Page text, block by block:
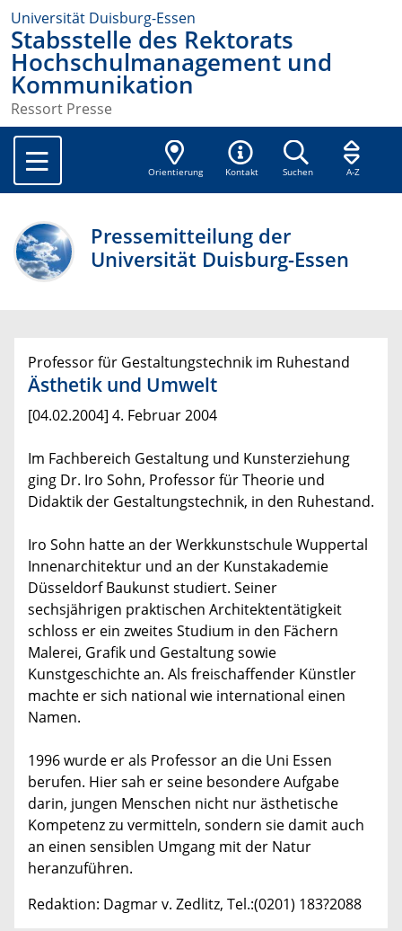
Universität Duisburg-Essen
Stabsstelle des Rektorats
Hochschulmanagement und
Kommunikation
Ressort Presse
Orientierung Kontakt Suchen A-Z
Pressemitteilung der
Universität Duisburg-Essen
Professor für Gestaltungstechnik im Ruhestand
Ästhetik und Umwelt
[04.02.2004] 4. Februar 2004
Im Fachbereich Gestaltung und Kunsterziehung
ging Dr. Iro Sohn, Professor für Theorie und
Didaktik der Gestaltungstechnik, in den Ruhestand.
Iro Sohn hatte an der Werkkunstschule Wuppertal
Innenarchitektur und an der Kunstakademie
Düsseldorf Baukunst studiert. Seiner
sechsjährigen praktischen Architektentätigkeit
schloss er ein zweites Studium in den Fächern
Malerei, Grafik und Gestaltung sowie
Kunstgeschichte an. Als freischaffender Künstler
machte er sich national wie international einen
Namen.
1996 wurde er als Professor an die Uni Essen
berufen. Hier sah er seine besondere Aufgabe
darin, jungen Menschen nicht nur ästhetische
Kompetenz zu vermitteln, sondern sie damit auch
an einen sensiblen Umgang mit der Natur
heranzuführen.
Redaktion: Dagmar v. Zedlitz, Tel.:(0201) 183?2088